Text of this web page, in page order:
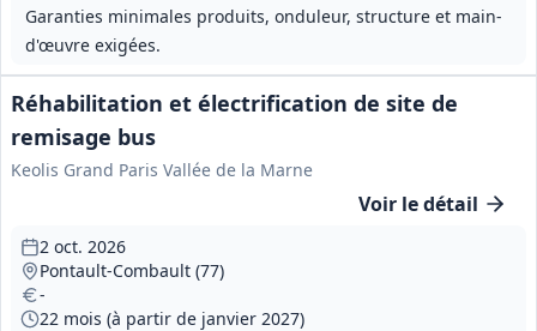
Garanties minimales produits, onduleur, structure et main-
d'œuvre exigées.
Réhabilitation et électrification de site de
remisage bus
Keolis Grand Paris Vallée de la Marne
Voir le détail
2 oct. 2026
Pontault-Combault (77)
-
22 mois (à partir de janvier 2027)